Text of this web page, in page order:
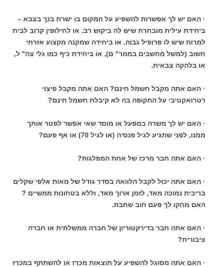
· האם יש לך אפשרות להשפיע על המקום בו ישרת בנך בצבא –
ביחידת עילית מובחרת שיש לה ביקוש רב. או לחילופין קרוב לבית
למרות שיש לו פרופיל גבוה. או ביחידה שמקנה מקצוע אזרחי
חשוב (למשל מחשבים בממר" ם), או ביחידת כיף כמו גלי צה" ל,
או בלהקה צבאית.
· האם אתה מקבל חשמל חינם? האם אתה מקבל פיצוי
רטרואקטיבי על התקופה בה לא קיבלת חשמל חינם?
· האם יש לך משרה במפעל או מוסד שאי אפשר לפטר אותך
ממנו, לפני שתגיע לגיל פנסיה (או לגיל 70) או אף פעם?
· האם אתה חבר מרכז של אחת המפלגות?
· האם אתה יכול לקבל הלוואה בסדר גודל של מאות אלפי שקלים
בריבית נמוכה מאד, לזמן ארוך מאד, וללא בטחונות ממשיים ?
האם מחקו לך פעם חוב שחבת.
· האם אתה חבר בדירקטוריון של חברה ממשלתית או חברה
ציבורית?
· האם אתה מסוגל להשפיע על תוצאות מכרז או להשתתף במכרז